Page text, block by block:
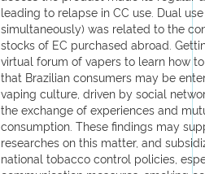
leading to relapse in CC use. Dual
simultaneously) was related to the
stocks of EC purchased abroad.
virtual forum of vapers to learn how
that Brazilian consumers may be
vaping culture, driven by social
the exchange of experiences and
consumption. These findings may
researches on this matter, and
national tobacco control policies,